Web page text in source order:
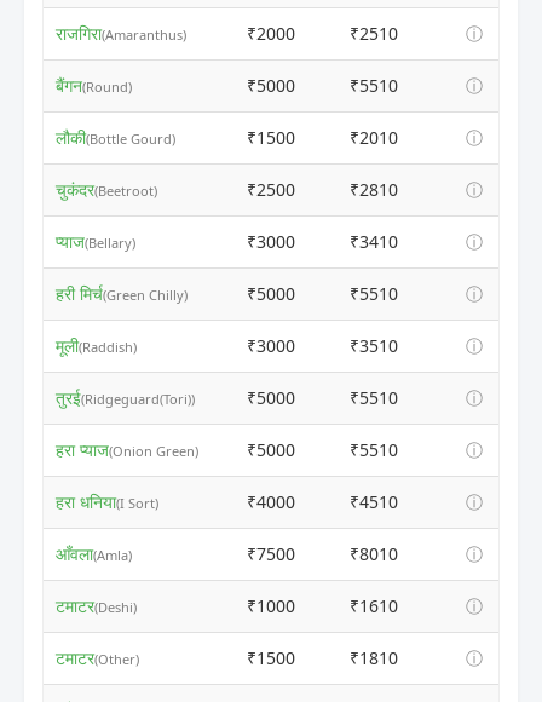
राजगिरा(Amaranthus) ₹2000 ₹2510 ⓘ
बैंगन(Round) ₹5000 ₹5510 ⓘ
लौकी(Bottle Gourd) ₹1500 ₹2010 ⓘ
चुकंदर(Beetroot) ₹2500 ₹2810 ⓘ
प्याज(Bellary) ₹3000 ₹3410 ⓘ
हरी मिर्च(Green Chilly) ₹5000 ₹5510 ⓘ
मूली(Raddish) ₹3000 ₹3510 ⓘ
तुरई(Ridgeguard(Tori)) ₹5000 ₹5510 ⓘ
हरा प्याज(Onion Green) ₹5000 ₹5510 ⓘ
हरा धनिया(I Sort) ₹4000 ₹4510 ⓘ
आँवला(Amla) ₹7500 ₹8010 ⓘ
टमाटर(Deshi) ₹1000 ₹1610 ⓘ
टमाटर(Other) ₹1500 ₹1810 ⓘ